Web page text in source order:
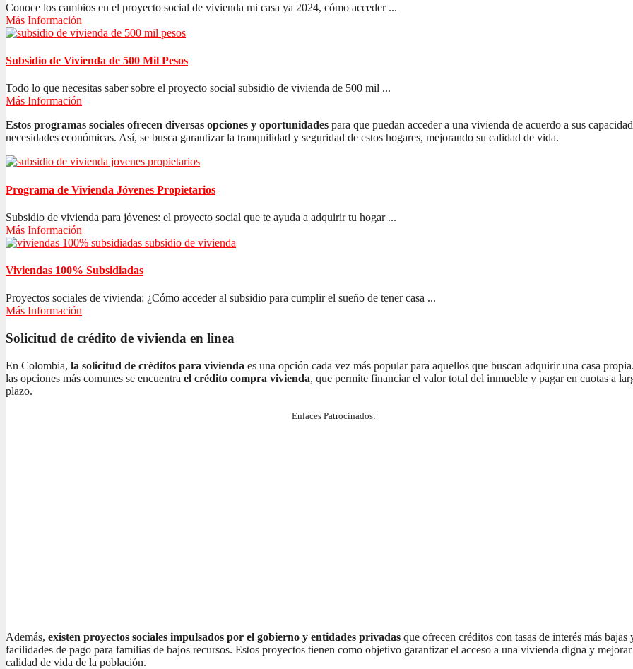
Conoce los cambios en el proyecto social de vivienda mi casa ya 2024, cómo acceder ...
Más Información
Subsidio de Vivienda de 500 Mil Pesos
Todo lo que necesitas saber sobre el proyecto social subsidio de vivienda de 500 mil ...
Más Información
Estos programas sociales ofrecen diversas opciones y oportunidades para que puedan acceder a una vivienda de acuerdo a sus
necesidades económicas. Así, se busca garantizar la tranquilidad y seguridad de estos hogares, mejorando su calidad de vida.
Programa de Vivienda Jóvenes Propietarios
Subsidio de vivienda para jóvenes: el proyecto social que te ayuda a adquirir tu hogar ...
Más Información
Viviendas 100% Subsidiadas
Proyectos sociales de vivienda: ¿Cómo acceder al subsidio para cumplir el sueño de tener casa ...
Más Información
Solicitud de crédito de vivienda en linea
En Colombia, la solicitud de créditos para vivienda es una opción cada vez más popular para aquellos que buscan adquirir una casa
las opciones más comunes se encuentra el crédito compra vivienda, que permite financiar el valor total del inmueble y pagar en cuotas a
plazo.
Enlaces Patrocinados:
Además, existen proyectos sociales impulsados por el gobierno y entidades privadas que ofrecen créditos con tasas de interés más bajas
facilidades de pago para familias de bajos recursos. Estos proyectos tienen como objetivo garantizar el acceso a una vivienda digna y
calidad de vida de la población.